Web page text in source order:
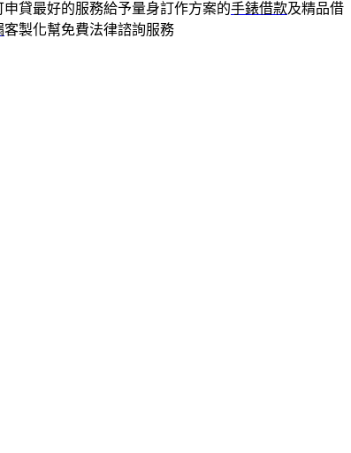
貸最好的服務給予量身訂作方案的手錶借款及精品借
客製化幫免費法律諮詢服務